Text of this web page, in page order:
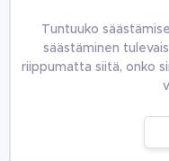
Tuntuuko
säästäminen
riippumatta siitä, onko